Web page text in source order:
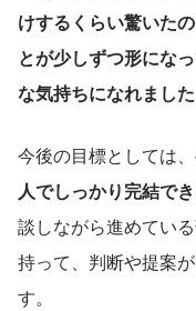
けするくらい驚いた
とが少しずつ形にな
な気持ちになれました
今後の目標としては、
人でしっかり完結で
談しながら進めてい
持って、判断や提案
す。